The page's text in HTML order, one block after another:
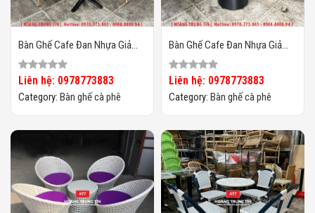
Bàn Ghế Cafe Đan Nhựa Giả
Mây HTT-066
Liên hệ: 0978773883
Category: Bàn ghế cà phê
Bàn Ghế Cafe Đan Nhựa Giả
Mây HTT-065
Liên hệ: 0978773883
Category: Bàn ghế cà phê